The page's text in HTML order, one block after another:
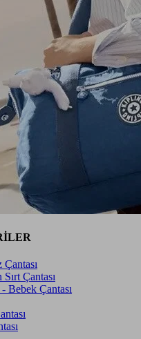
Sırt Çantası
Bebek Çantası